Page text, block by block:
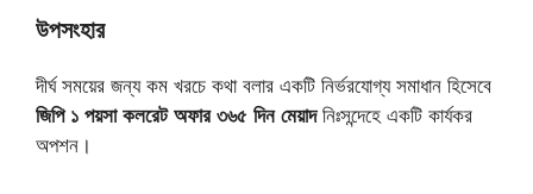
উপসংহার
দীর্ঘ সময়ের জন্য কম খরচে কথা বলার একটি নির্ভরযোগ্য সমাধান হিসেবে
জিপি ১ পয়সা কলরেট অফার ৩৬৫ দিন মেয়াদনিঃসন্দেহে একটি কার্যকর
অপশন।